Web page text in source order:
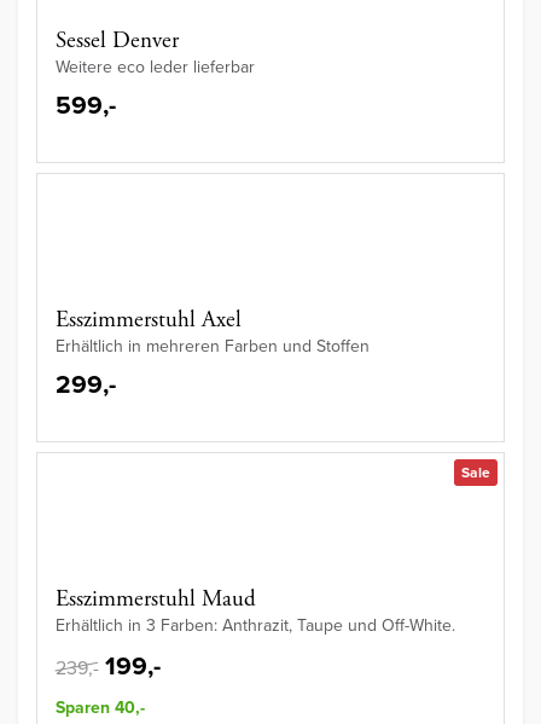
Sessel Denver
Weitere eco leder lieferbar
599,-
Esszimmerstuhl Axel
Erhältlich in mehreren Farben und Stoffen
299,-
Sale
Esszimmerstuhl Maud
Erhältlich in 3 Farben: Anthrazit, Taupe und Off-White.
239,- 199,-
Sparen 40,-